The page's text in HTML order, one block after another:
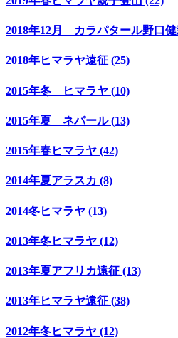
2018年12月 カラパタール野口健
2018年ヒマラヤ遠征 (25)
2015年冬 ヒマラヤ (10)
2015年夏 ネパール (13)
2015年春ヒマラヤ (42)
2014年夏アラスカ (8)
2014冬ヒマラヤ (13)
2013年冬ヒマラヤ (12)
2013年夏アフリカ遠征 (13)
2013年ヒマラヤ遠征 (38)
2012年冬ヒマラヤ (12)